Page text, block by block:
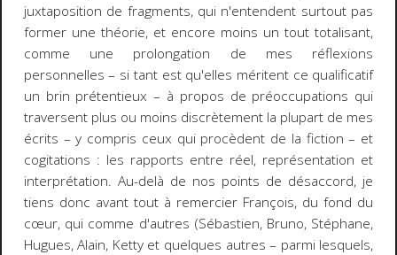
juxtaposition de fragments, qui n'entendent surtout pas
former une théorie, et encore moins un tout totalisant,
comme une prolongation de mes réflexions
personnelles– si tant est qu'elles méritent ce qualificatif
un brin prétentieux– à propos de préoccupations qui
traversent plus ou moins discrètement la plupart de mes
écrits – y compris ceux qui procèdent de la fiction– et
cogitations : les rapports entre réel, représentation et
interprétation. Au-delà de nos points de désaccord, je
tiens donc avant tout à remercier François, du fond du
cœur, qui comme d'autres (Sébastien, Bruno, Stéphane,
Hugues, Alain, Ketty et quelques autres– parmi lesquels,